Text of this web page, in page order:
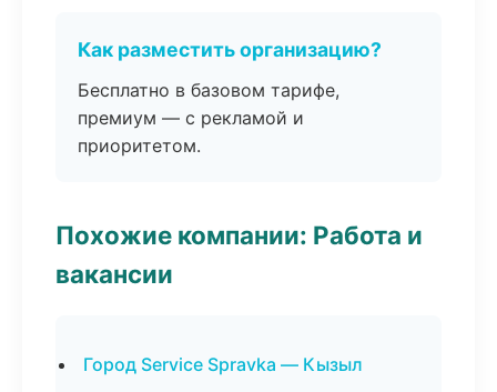
Как разместить организацию?
Бесплатно в базовом тарифе,
премиум — с рекламой и
приоритетом.
Похожие компании: Работа и
вакансии
Город Service Spravka — Кызыл